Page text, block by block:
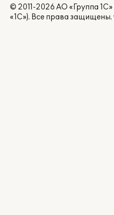
© 2011-2026 АО «Группа
«1С»). Все права защищены.